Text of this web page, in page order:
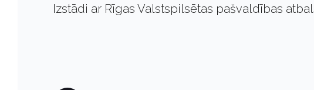
Izstādi ar Rīgas Valstspilsētas pašvaldības